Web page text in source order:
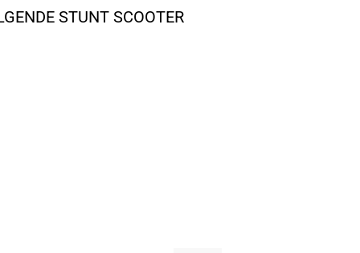
STUNT SCOOTER